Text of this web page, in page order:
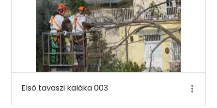
Első tavaszi kaláka 003